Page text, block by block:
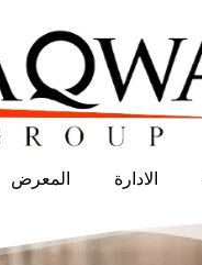
الادارة المعرض